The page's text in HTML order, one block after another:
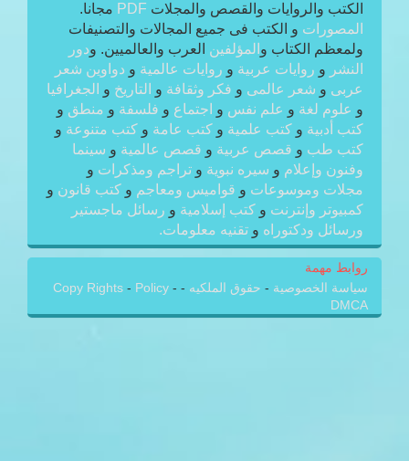
الكتب والروايات والقصص والمجلات PDF مجانا.
المصورات و الكتب فى جميع المجالات والتصنيفات
ولمعظم الكتاب و المؤلفين العرب والعالميين. ودور
النشر و روايات عربية و روايات عالمية و دواوين شعر
عربى و شعر عالمى و فكر وثقافة و التاريخ و الجغرافيا
و علوم لغة و علم نفس و اجتماع و فلسفة و منطق و
كتب أدبية و كتب علمية و كتب عامة و كتب متنوعة و
كتب طب و قصص عربية و قصص عالمية و سينما
وفنون وإعلام و سيره نبوية و تراجم ومذكرات و
مجلات وموسوعات و قواميس ومعاجم و كتب قانون و
كمبيوتر وإنترنت و كتب إسلامية و رسائل ماجستير
ورسائل ودكتوراه و تقنيه معلومات.
روابط مهمة
سياسة الخصوصية - حقوق الملكيه -
Copy Rights - Policy -
DMCA